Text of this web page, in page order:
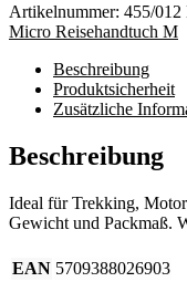
Artikelnummer: 455/012
Micro Reisehandtuch M
Beschreibung
Produktsicherheit
Zusätzliche
Beschreibung
Ideal für Trekking,
Gewicht und Packmaß.
EAN 5709388026903